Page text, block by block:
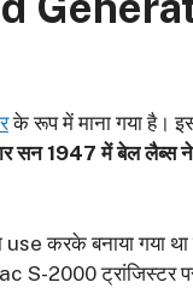
के रूप में माना गया है।
सन 1947 में बेल लैब्स ने
use करके बनाया गया
2000 ट्रांजिस्टर पर